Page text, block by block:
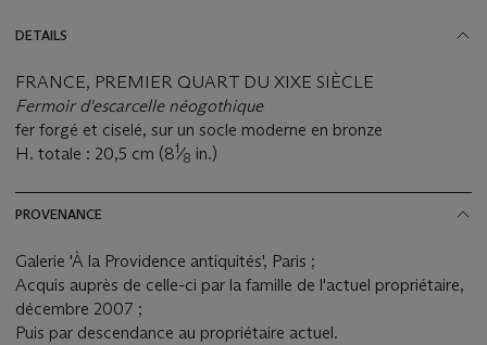
DETAILS
FRANCE, PREMIER QUART DU XIXE SIÈCLE
Fermoir d'escarcelle néogothique
fer forgé et ciselé, sur un socle moderne en bronze
H. totale : 20,5 cm (81⁄8 in.)
PROVENANCE
Galerie 'À la Providence antiquités', Paris ;
Acquis auprès de celle-ci par la famille de l'actuel propriétaire,
décembre 2007 ;
Puis par descendance au propriétaire actuel.